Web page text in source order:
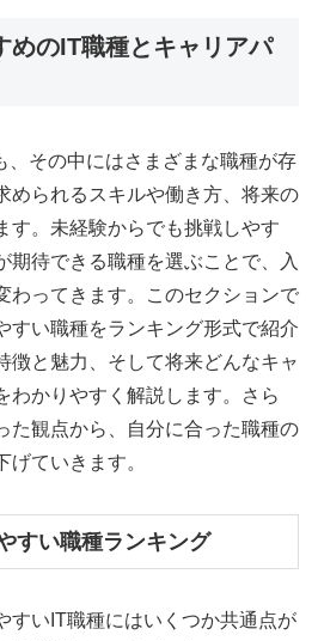
めのIT職種とキャリアパ
、その中にはさまざまな職種が存
められるスキルや働き方、将来の
す。未経験からでも挑戦しやす
期待できる職種を選ぶことで、入
わってきます。このセクションで
すい職種をランキング形式で紹介
徴と魅力、そして将来どんなキャ
わかりやすく解説します。さら
た観点から、自分に合った職種の
ていきます。
すい職種ランキング
すいIT職種にはいくつか共通点が